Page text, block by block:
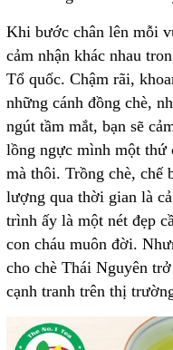
Khi bước chân lên mỗi
cảm nhận khác nhau
Tổ quốc. Chậm rãi,
những cánh đồng chè,
ngút tầm mắt, bạn sẽ
lồng ngực mình một thứ
mà thôi. Trồng chè, chế
lượng qua thời gian là
trình ấy là một nét đẹp
con cháu muôn đời.
cho chè Thái Nguyên
cạnh tranh trên thị